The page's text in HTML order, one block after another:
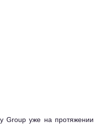
Group уже на протяжении